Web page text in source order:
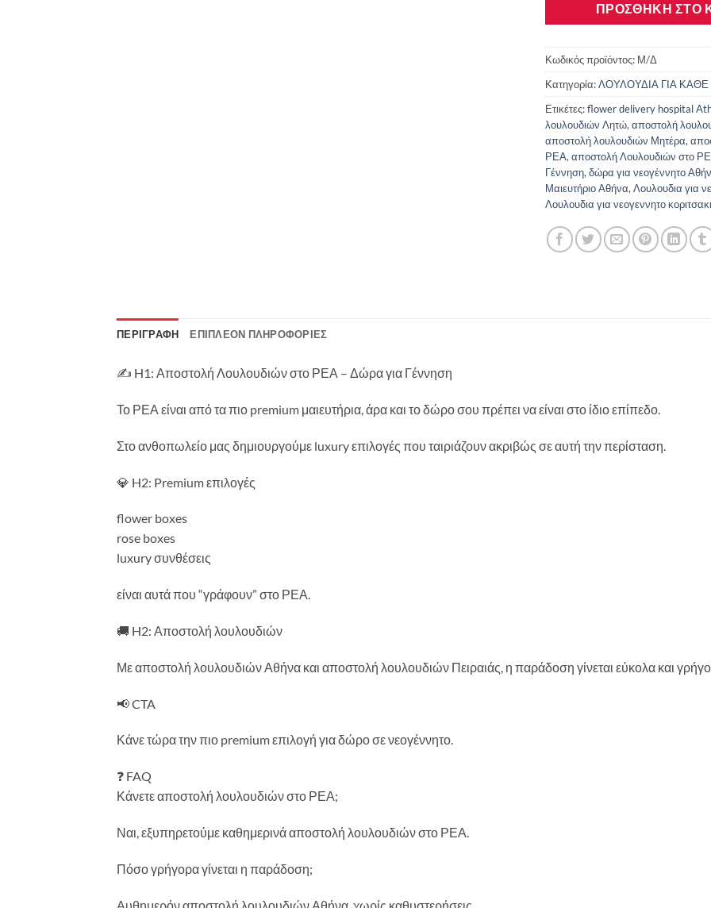
ΠΡΟΣΘΉΚΗ ΣΤΟ
Κωδικός προϊόντος: Μ/Δ
Κατηγορία:ΛΟΥΛΟΥΔΙΑ ΓΙΑ ΚΑΘΕ
Ετικέτες:flower delivery hospital
λουλουδιών Λητώ,αποστολή
αποστολή λουλουδιών Μητέρα,
ΡΕΑ,αποστολή Λουλουδιών στο
Γέννηση,δώρα για νεογέννητο
Μαιευτήριο Αθήνα,Λουλουδια για
Λουλουδια για νεογεννητο κοριτσακι
ΠΕΡΙΓΡΑΦΉ ΕΠΙΠΛΈΟΝ ΠΛΗΡΟΦΟΡΊΕΣ
✍️ H1: Αποστολή Λουλουδιών στο ΡΕΑ – Δώρα για Γέννηση
Το ΡΕΑ είναι από τα πιο premium μαιευτήρια, άρα και το δώρο σου πρέπει να είναι στο ίδιο επίπεδο.
Στο ανθοπωλείο μας δημιουργούμε luxury επιλογές που ταιριάζουν ακριβώς σε αυτή την περίσταση.
💎 H2: Premium επιλογές
flower boxes
rose boxes
luxury συνθέσεις
είναι αυτά που “γράφουν” στο ΡΕΑ.
🚚 H2: Αποστολή λουλουδιών
Με αποστολή λουλουδιών Αθήνα και αποστολή λουλουδιών Πειραιάς, η παράδοση γίνεται εύκολα και
📢 CTA
Κάνε τώρα την πιο premium επιλογή για δώρο σε νεογέννητο.
❓ FAQ
Κάνετε αποστολή λουλουδιών στο ΡΕΑ;
Ναι, εξυπηρετούμε καθημερινά αποστολή λουλουδιών στο ΡΕΑ.
Πόσο γρήγορα γίνεται η παράδοση;
Αυθημερόν αποστολή λουλουδιών Αθήνα, χωρίς καθυστερήσεις.